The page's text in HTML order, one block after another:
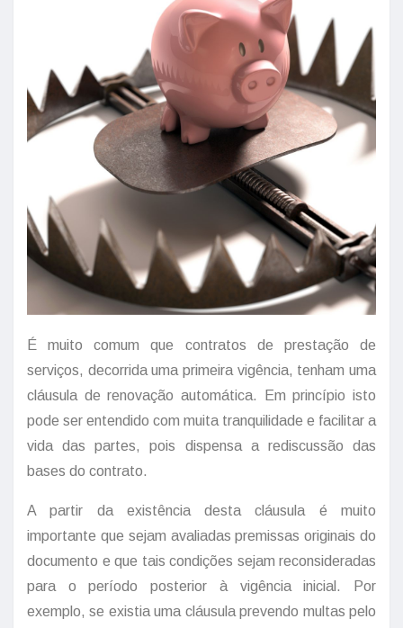
É muito comum que contratos de prestação de
serviços, decorrida uma primeira vigência, tenham uma
cláusula de renovação automática. Em princípio isto
pode ser entendido com muita tranquilidade e facilitar a
vida das partes, pois dispensa a rediscussão das
bases do contrato.
A partir da existência desta cláusula é muito
importante que sejam avaliadas premissas originais do
documento e que tais condições sejam reconsideradas
para o período posterior à vigência inicial. Por
exemplo, se existia uma cláusula prevendo multas pelo